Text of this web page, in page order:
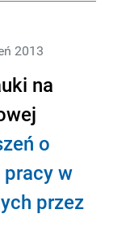
2013
na
o
w
przez